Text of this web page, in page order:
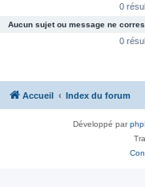
0
Aucun sujet ou message ne
0
Accueil Index du forum
Développé par